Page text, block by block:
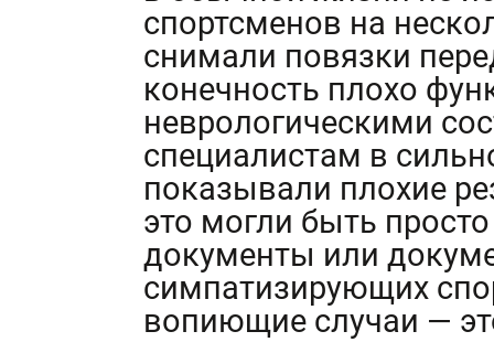
спортсменов на
снимали повязки
конечность плохо
неврологическими
специалистам в
показывали плохие
это могли быть
документы или
симпатизирующих
вопиющие случаи —